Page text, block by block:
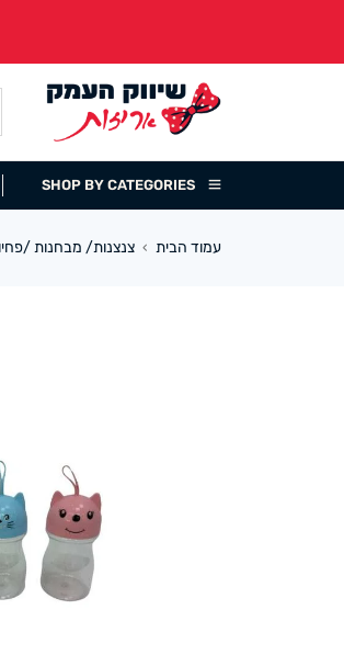
SHOP BY CATEGORIES
עמוד הבית › צנצנות/ מבחנות /